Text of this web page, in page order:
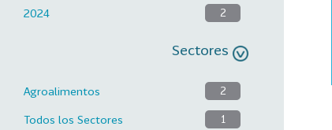
2024 2
Sectores
Agroalimentos 2
Todos los Sectores 1